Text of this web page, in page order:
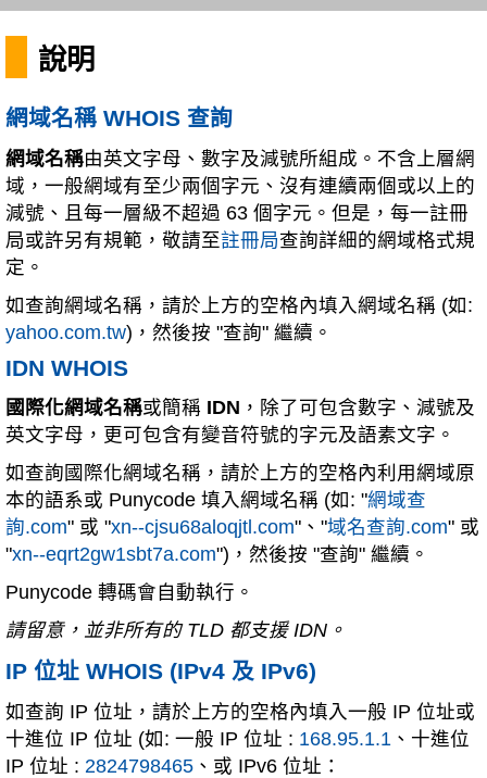
說明
網域名稱 WHOIS 查詢
網域名稱由英文字母、數字及減號所組成。不含上層網
域，一般網域有至少兩個字元、沒有連續兩個或以上的
減號、且每一層級不超過 63 個字元。但是，每一註冊
局或許另有規範，敬請至註冊局查詢詳細的網域格式規
定。
如查詢網域名稱，請於上方的空格內填入網域名稱 (如:
yahoo.com.tw)，然後按 "查詢" 繼續。
IDN WHOIS
國際化網域名稱或簡稱 IDN ，除了可包含數字、減號及
英文字母，更可包含有變音符號的字元及語素文字。
如查詢國際化網域名稱，請於上方的空格內利用網域原
本的語系或 Punycode 填入網域名稱 (如: "網域查
詢.com" 或 "xn--cjsu68aloqjtl.com"、"域名查詢.com" 或
"xn--eqrt2gw1sbt7a.com")，然後按 "查詢" 繼續。
Punycode 轉碼會自動執行。
請留意，並非所有的 TLD 都支援 IDN。
IP 位址 WHOIS (IPv4 及 IPv6)
如查詢 IP 位址，請於上方的空格內填入一般 IP 位址或
十進位 IP 位址 (如: 一般 IP 位址 : 168.95.1.1 、十進位
IP 位址 : 2824798465 、或 IPv6 位址：